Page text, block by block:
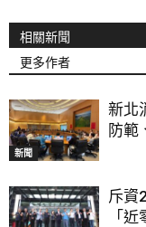
相關新聞
更多作者
新聞
新北
防範
斥資
「